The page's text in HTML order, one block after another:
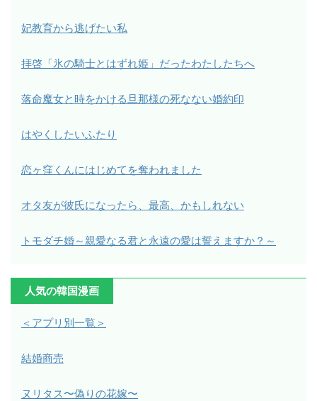
妃教育から逃げたい私
拝啓「氷の騎士とはずれ姫」だったわたしたちへ
落命魔女と時をかける旦那様の死なない婚約印
はやくしたいふたり
恋ヶ窪くんにはじめてを奪われました
オタ友が彼氏になったら、最高、かもしれない
トモダチ婚～親愛なる君と永遠の愛は誓えますか？～
人気の韓国漫画
＜アプリ別一覧＞
結婚商売
ヌリタス〜偽りの花嫁〜